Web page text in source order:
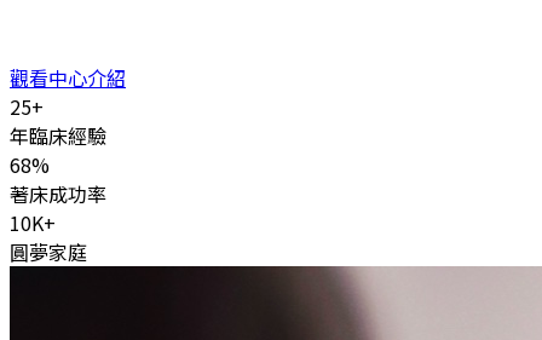
觀看中心介紹
25+
年臨床經驗
68%
著床成功率
10K+
圓夢家庭